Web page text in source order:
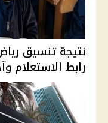
نتيجة تنسيق
رابط الاستعلام